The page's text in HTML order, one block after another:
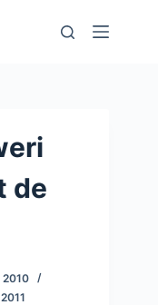
de
2010